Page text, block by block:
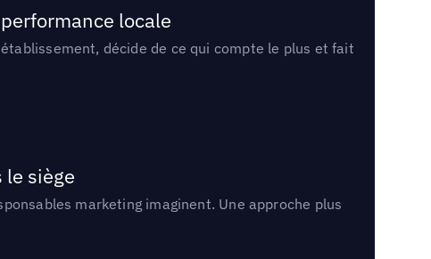
locale
décide de ce qui compte le plus et fait
le siège
marketing imaginent. Une approche plus